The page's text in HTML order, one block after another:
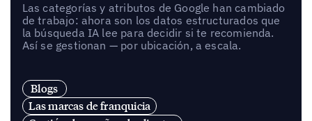
Las categorías y atributos de Google han cambiado
de trabajo: ahora son los datos estructurados que
la búsqueda IA lee para decidir si te recomienda.
Así se gestionan — por ubicación, a escala.
Blogs
Las marcas de franquicia